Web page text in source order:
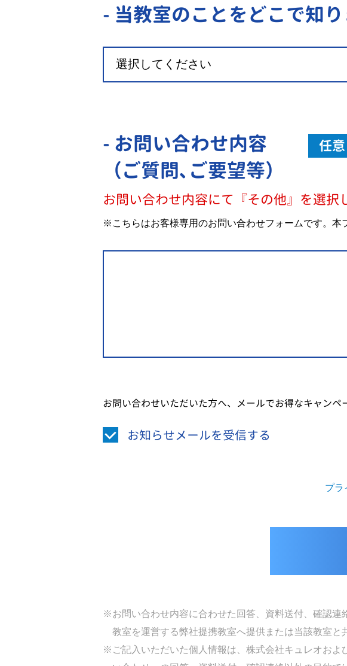
- 当教室のことをどこで知
- お問い合わせ内容
（ご質問､ご要望等）
任意
お問い合わせ内容にて『その他』を選択
※こちらはお客様専用のお問い合わせフォームです。本
お問い合わせいただいた方へ、メールでお得なキャンペ
お知らせメールを受信する
プラ
※お問い合わせ内容に合わせた回答、資料送付、確認
教室を運営する弊社提携教室へ提供または当該教室と
※ご記入いただいた個人情報は、株式会社キュレオおよ